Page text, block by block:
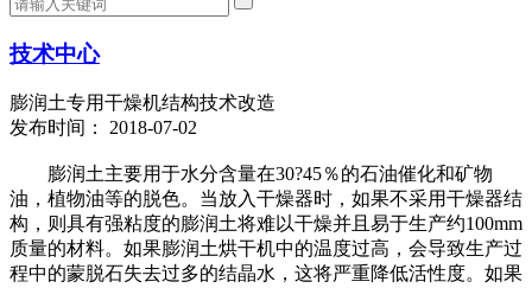
技术中心
膨润土专用干燥机结构技术改造
发布时间： 2018-07-02
膨润土主要用于水分含量在30?45％的石油催化和矿物
油，植物油等的脱色。当放入干燥器时，如果不采用干燥器结
构，则具有强粘度的膨润土将难以干燥并且易于生产约100mm
质量的材料。如果膨润土烘干机中的温度过高，会导致生产过
程中的蒙脱石失去过多的结晶水，这将严重降低活性度。如果